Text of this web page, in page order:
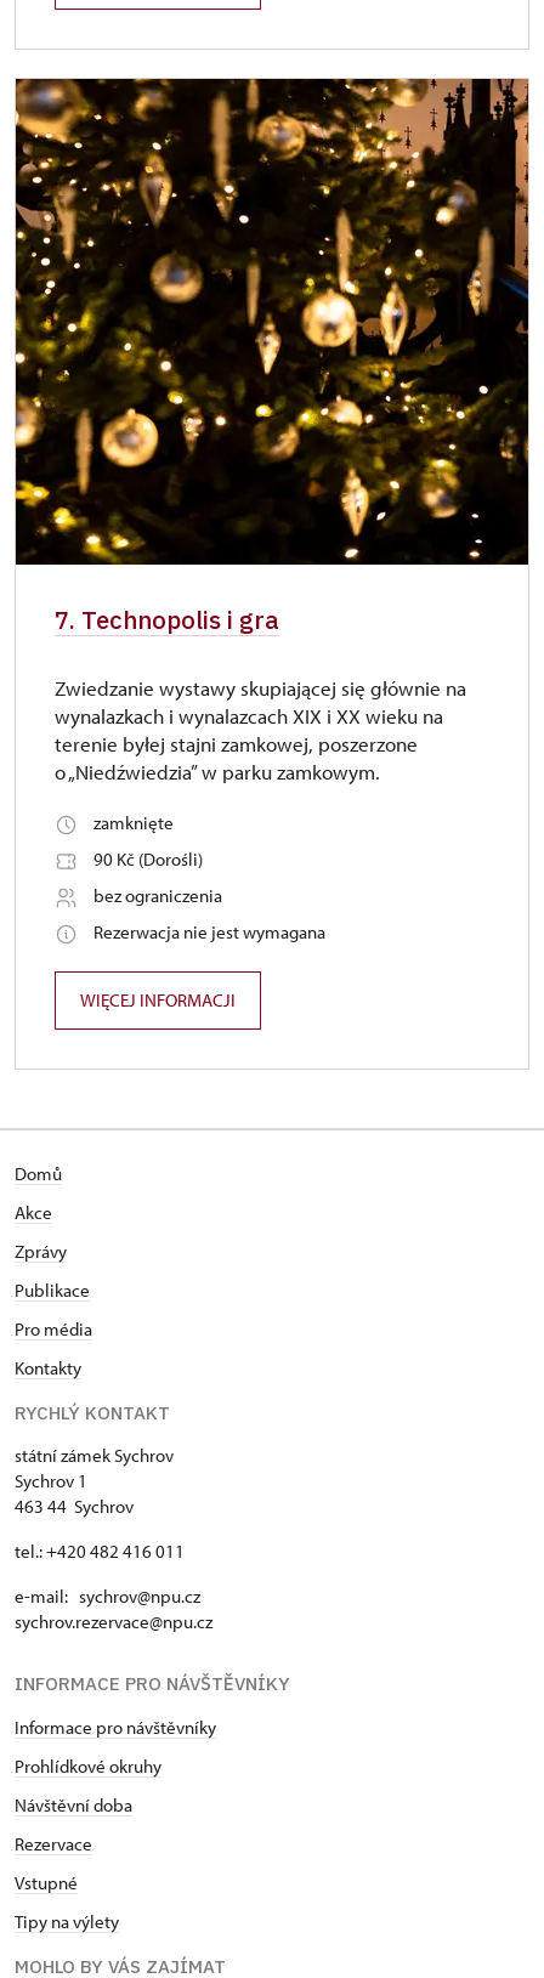
7. Technopolis i gra
Zwiedzanie wystawy skupiającej się głównie na
wynalazkach i wynalazcach XIX i XX wieku na
terenie byłej stajni zamkowej, poszerzone
o „Niedźwiedzia” w parku zamkowym.
zamknięte
90 Kč (Dorośli)
bez ograniczenia
Rezerwacja nie jest wymagana
WIĘCEJ INFORMACJI
Domů
Akce
Zprávy
Publikace
Pro média
Kontakty
RYCHLÝ KONTAKT
státní zámek Sychrov
Sychrov 1
463 44 Sychrov
tel.: +420 482 416 011
e-mail: sychrov@npu.cz
sychrov.rezervace@npu.cz
INFORMACE PRO NÁVŠTĚVNÍKY
Informace pro návštěvníky
Prohlídkové okruhy
Návštěvní doba
Rezervace
Vstupné
Tipy na výlety
MOHLO BY VÁS ZAJÍMAT